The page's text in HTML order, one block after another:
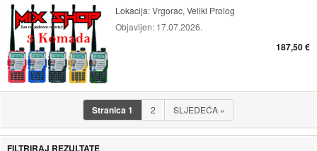
Lokacija:Vrgorac, Veliki Prolog
Objavljen: 17.07.2026.
187,50 €
Stranica1 2 SLJEDEĆA »
FILTRIRAJ REZULTATE